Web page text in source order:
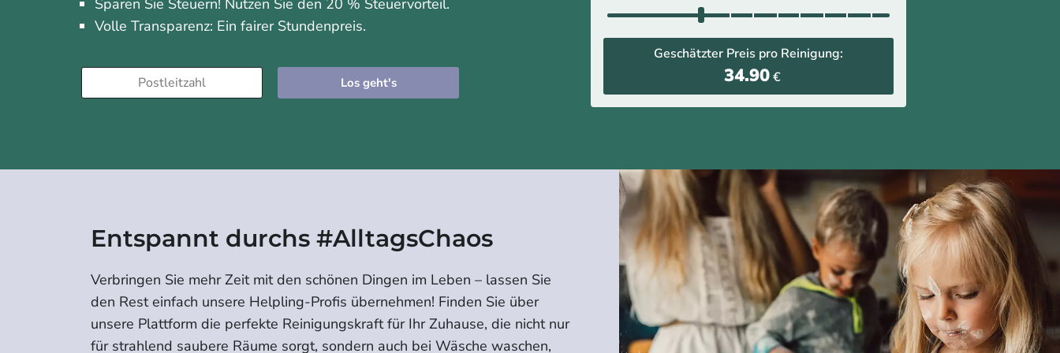
Volle Transparenz: Ein fairer Stundenpreis.
Los geht's
Geschätzter Preis pro Reinigung:
34.90€
Entspannt durchs #AlltagsChaos
Verbringen Sie mehr Zeit mit den schönen Dingen im Leben – lassen Sie
den Rest einfach unsere Helpling-Profis übernehmen! Finden Sie über
unsere Plattform die perfekte Reinigungskraft für Ihr Zuhause, die nicht nur
für strahlend saubere Räume sorgt, sondern auch bei Wäsche waschen,